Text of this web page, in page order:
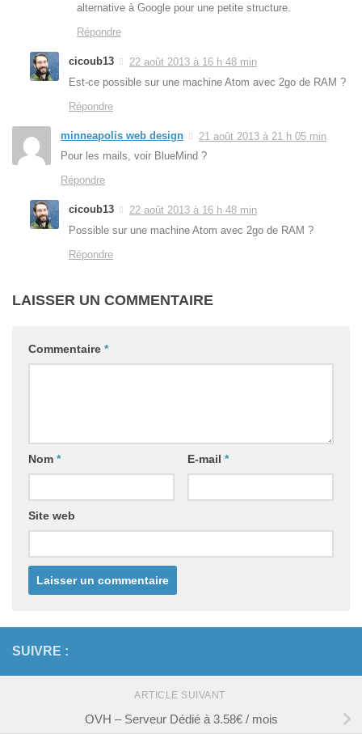
alternative à Google pour une petite structure.
Répondre
cicoub13
22 août 2013 à 16 h 48 min
Est-ce possible sur une machine Atom avec 2go de RAM ?
Répondre
minneapolis web design
21 août 2013 à 21 h 05 min
Pour les mails, voir BlueMind ?
Répondre
cicoub13
22 août 2013 à 16 h 48 min
Possible sur une machine Atom avec 2go de RAM ?
Répondre
LAISSER UN COMMENTAIRE
Commentaire *
Nom * E-mail *
Site web
SUIVRE :
ARTICLE SUIVANT
OVH – Serveur Dédié à 3.58€ / mois